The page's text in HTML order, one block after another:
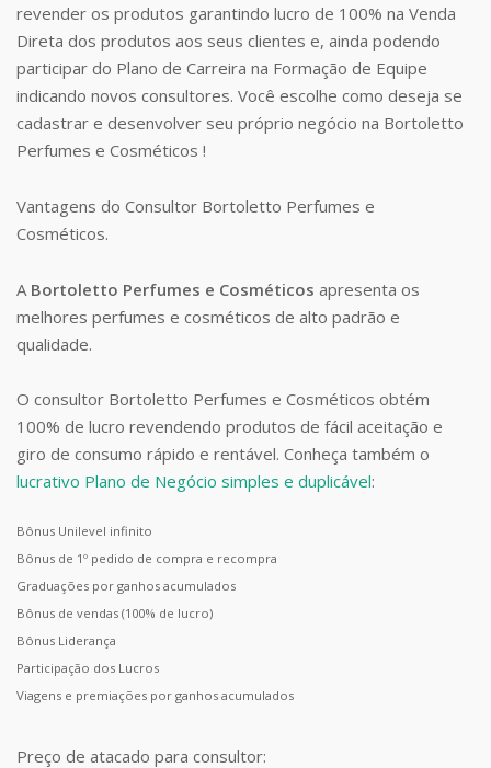
revender os produtos garantindo lucro de 100% na Venda
Direta dos produtos aos seus clientes e, ainda podendo
participar do Plano de Carreira na Formação de Equipe
indicando novos consultores. Você escolhe como deseja se
cadastrar e desenvolver seu próprio negócio na Bortoletto
Perfumes e Cosméticos !
Vantagens do Consultor Bortoletto Perfumes e
Cosméticos.
A Bortoletto Perfumes e Cosméticos apresenta os
melhores perfumes e cosméticos de alto padrão e
qualidade.
O consultor Bortoletto Perfumes e Cosméticos obtém
100% de lucro revendendo produtos de fácil aceitação e
giro de consumo rápido e rentável. Conheça também o
lucrativo Plano de Negócio simples e duplicável:
Bônus Unilevel infinito
Bônus de 1º pedido de compra e recompra
Graduações por ganhos acumulados
Bônus de vendas (100% de lucro)
Bônus Liderança
Participação dos Lucros
Viagens e premiações por ganhos acumulados
Preço de atacado para consultor: